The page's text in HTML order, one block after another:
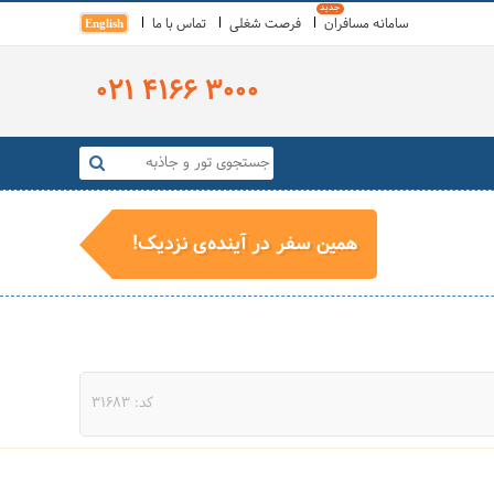
سامانه مسافران فرصت شغلی تماس با ما English
021 4166 3000
همین سفر در آینده‌ی نزدیک!
کد: 31683